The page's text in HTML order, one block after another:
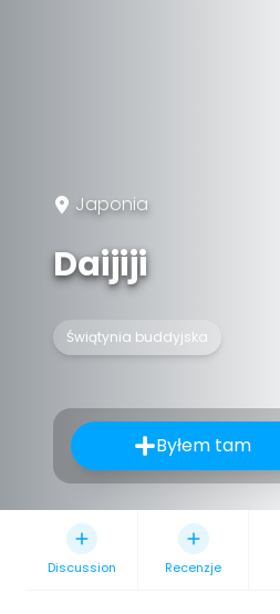
Japonia
Daijiji
Świątynia buddyjska
Byłem tam
Discussion Recenzje